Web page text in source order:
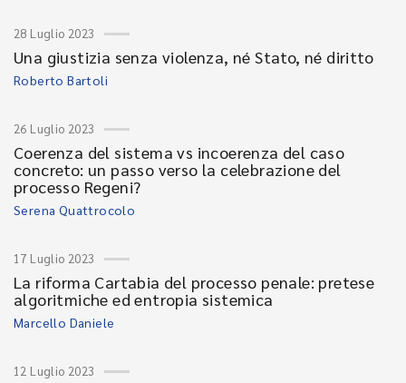
28 Luglio 2023
Una giustizia senza violenza, né Stato, né diritto
Roberto Bartoli
26 Luglio 2023
Coerenza del sistema vs incoerenza del caso
concreto: un passo verso la celebrazione del
processo Regeni?
Serena Quattrocolo
17 Luglio 2023
La riforma Cartabia del processo penale: pretese
algoritmiche ed entropia sistemica
Marcello Daniele
12 Luglio 2023